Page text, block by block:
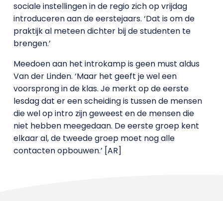
sociale instellingen in de regio zich op vrijdag
introduceren aan de eerstejaars. ‘Dat is om de
praktijk al meteen dichter bij de studenten te
brengen.’
Meedoen aan het introkamp is geen must aldus
Van der Linden. ‘Maar het geeft je wel een
voorsprong in de klas. Je merkt op de eerste
lesdag dat er een scheiding is tussen de mensen
die wel op intro zijn geweest en de mensen die
niet hebben meegedaan. De eerste groep kent
elkaar al, de tweede groep moet nog alle
contacten opbouwen.’ [AR]